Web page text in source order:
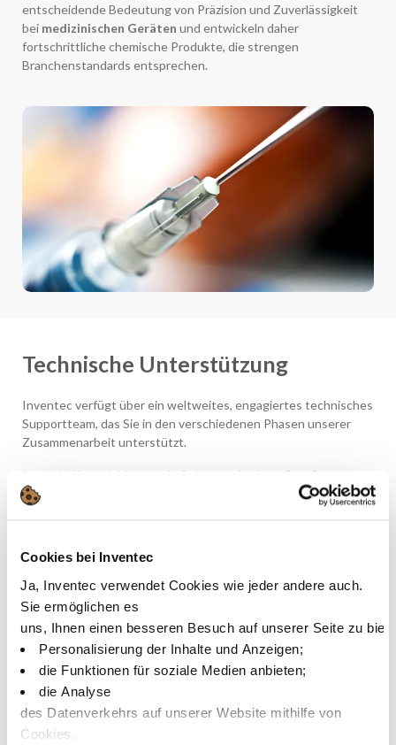
Cookies bei Inventec
Ja, Inventec verwendet Cookies wie jeder andere auch.
Sie ermöglichen es
uns, Ihnen einen besseren Besuch auf unserer Seite zu
Personalisierung der Inhalte und Anzeigen;
die Funktionen für soziale Medien anbieten;
die Analyse
des Datenverkehrs auf unserer Website mithilfe von
Cookies.
entscheidende Bedeutung von Präzision und Zuverlässigkeit
bei medizinischen Geräten und entwickeln daher
fortschrittliche chemische Produkte, die strengen
Branchenstandards entsprechen.
Technische Unterstützung
Inventec verfügt über ein weltweites, engagiertes technisches
Supportteam, das Sie in den verschiedenen Phasen unserer
Zusammenarbeit unterstützt.
Je nach Wunsch bieten wir Online- oder Vor-Ort-Support
das richtige Produkt für Ihre spezifischen Bedürfnisse
um Sie bei der Produktqualifizierung zu unterstützen
Sie bei der Ersteinrichtung Ihres Prozesses in allen Ihren
weltweiten Produktionsstätten zu unterstützen
um bei technischen Problemen, die während der
Massenproduktion jederzeit auftreten können, schnell
reagieren zu können.
Kontaktiere uns